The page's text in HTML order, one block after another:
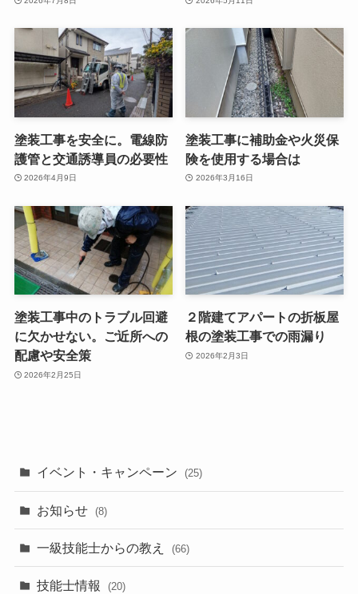
塗装工事を安全に。電線防
護管と交通誘導員の必要性
2026年4月9日
塗装工事に補助金や火災保
険を使用する場合は
2026年3月16日
塗装工事中のトラブル回避
に欠かせない。ご近所への
配慮や安全策
2026年2月25日
２階建てアパートの折板屋
根の塗装工事での雨漏り
2026年2月3日
イベント・キャンペーン (25)
お知らせ (8)
一級技能士からの教え (66)
技能士情報 (20)